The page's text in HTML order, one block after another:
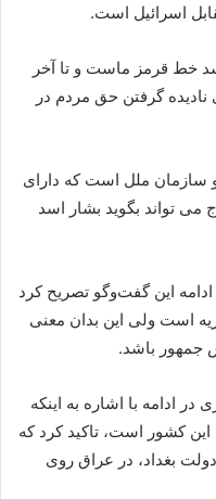
اسرائیل است.
خط قرمز ماست و تا آخر
گرفتن حق مردم در
ملل است که دارای
تواند بگوید بشار اسد
این گفت‌وگو تصریح کرد
است ولی این بدان معنی
جمهور باشد.
ادامه با اشاره به اینکه
کشور است، تاکید کرد که
بغداد، در عراق روی